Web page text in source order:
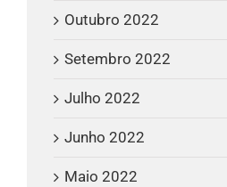
Outubro 2022
Setembro 2022
Julho 2022
Junho 2022
Maio 2022